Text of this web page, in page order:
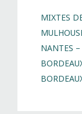
MIXTES
NANTES –